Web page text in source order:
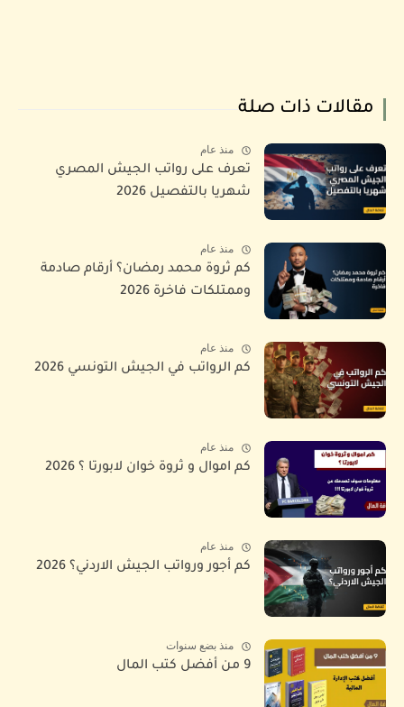
مقالات ذات صلة
منذ عام
تعرف على رواتب الجيش المصري
شهريا بالتفصيل 2026
منذ عام
كم ثروة محمد رمضان؟ أرقام صادمة
وممتلكات فاخرة 2026
منذ عام
كم الرواتب في الجيش التونسي 2026
منذ عام
كم اموال و ثروة خوان لابورتا ؟ 2026
منذ عام
كم أجور ورواتب الجيش الاردني؟ 2026
منذ بضع سنوات